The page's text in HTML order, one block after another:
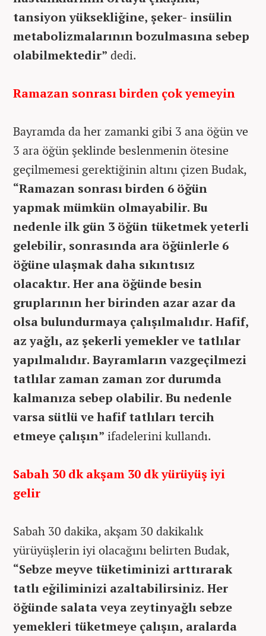
tansiyon yüksekliğine, şeker- insülin
metabolizmalarının bozulmasına sebep
olabilmektedir” dedi.
Ramazan sonrası birden çok yemeyin
Bayramda da her zamanki gibi 3 ana öğün ve
3 ara öğün şeklinde beslenmenin ötesine
geçilmemesi gerektiğinin altını çizen Budak,
“Ramazan sonrası birden 6 öğün
yapmak mümkün olmayabilir. Bu
nedenle ilk gün 3 öğün tüketmek yeterli
gelebilir, sonrasında ara öğünlerle 6
öğüne ulaşmak daha sıkıntısız
olacaktır. Her ana öğünde besin
gruplarının her birinden azar azar da
olsa bulundurmaya çalışılmalıdır. Hafif,
az yağlı, az şekerli yemekler ve tatlılar
yapılmalıdır. Bayramların vazgeçilmezi
tatlılar zaman zaman zor durumda
kalmanıza sebep olabilir. Bu nedenle
varsa sütlü ve hafif tatlıları tercih
etmeye çalışın” ifadelerini kullandı.
Sabah 30 dk akşam 30 dk yürüyüş iyi
gelir
Sabah 30 dakika, akşam 30 dakikalık
yürüyüşlerin iyi olacağını belirten Budak,
“Sebze meyve tüketiminizi arttırarak
tatlı eğiliminizi azaltabilirsiniz. Her
öğünde salata veya zeytinyağlı sebze
yemekleri tüketmeye çalışın, aralarda